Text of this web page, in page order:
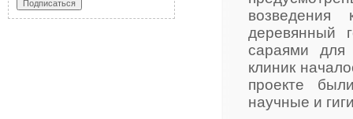
деревянный
сараями для
клиник
проекте
научные и